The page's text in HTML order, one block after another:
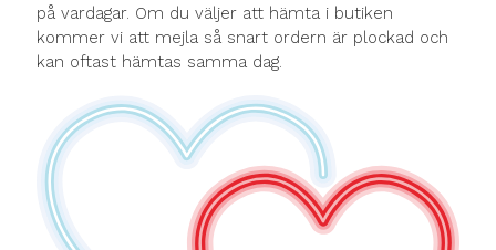
på vardagar. Om du väljer att hämta i butiken
kommer vi att mejla så snart ordern är plockad och
kan oftast hämtas samma dag.